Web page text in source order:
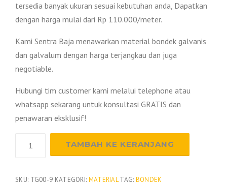
tersedia banyak ukuran sesuai kebutuhan anda, Dapatkan
dengan harga mulai dari Rp 110.000/meter.
Kami Sentra Baja menawarkan material bondek galvanis
dan galvalum dengan harga terjangkau dan juga
negotiable.
Hubungi tim customer kami melalui telephone atau
whatsapp sekarang untuk konsultasi GRATIS dan
penawaran eksklusif!
Kemiri
TAMBAH KE KERANJANG
SKU: TG00-9 KATEGORI: MATERIAL TAG: BONDEK